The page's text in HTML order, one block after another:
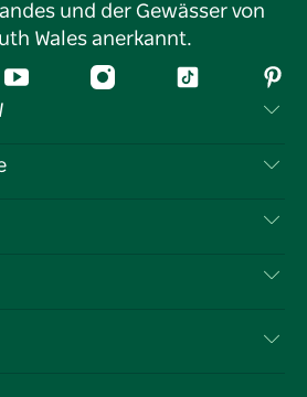
und der Gewässer von
Wales anerkannt.
YouTube InstagramTikTok